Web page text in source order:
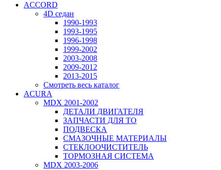
ACCORD
4D седан
1990-1993
1993-1995
1996-1998
1999-2002
2003-2008
2009-2012
2013-2015
Смотреть весь каталог
ACURA
MDX 2001-2002
ДЕТАЛИ ДВИГАТЕЛЯ
ЗАПЧАСТИ ДЛЯ ТО
ПОДВЕСКА
СМАЗОЧНЫЕ МАТЕРИАЛЫ
СТЕКЛООЧИСТИТЕЛЬ
ТОРМОЗНАЯ СИСТЕМА
MDX 2003-2006